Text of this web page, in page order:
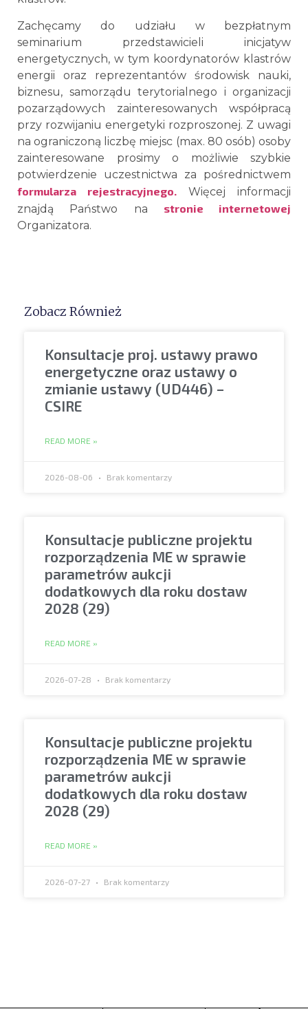
Zachęcamy do udziału w bezpłatnym
seminarium przedstawicieli inicjatyw
energetycznych, w tym koordynatorów klastrów
energii oraz reprezentantów środowisk nauki,
biznesu, samorządu terytorialnego i organizacji
pozarządowych zainteresowanych współpracą
przy rozwijaniu energetyki rozproszonej. Z uwagi
na ograniczoną liczbę miejsc (max. 80 osób) osoby
zainteresowane prosimy o możliwie szybkie
potwierdzenie uczestnictwa za pośrednictwem
formularza rejestracyjnego. Więcej informacji
znajdą Państwo na stronie internetowej
Organizatora.
Zobacz Również
Konsultacje proj. ustawy prawo
energetyczne oraz ustawy o
zmianie ustawy (UD446) –
CSIRE
READ MORE »
2026-08-06 Brak komentarzy
Konsultacje publiczne projektu
rozporządzenia ME w sprawie
parametrów aukcji
dodatkowych dla roku dostaw
2028 (29)
READ MORE »
2026-07-28 Brak komentarzy
Konsultacje publiczne projektu
rozporządzenia ME w sprawie
parametrów aukcji
dodatkowych dla roku dostaw
2028 (29)
READ MORE »
2026-07-27 Brak komentarzy